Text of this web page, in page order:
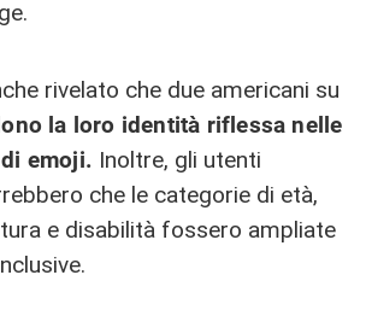
rivelato che due americani su
la loro identità riflessa nelle
emoji. Inoltre, gli utenti
che le categorie di età,
e disabilità fossero ampliate